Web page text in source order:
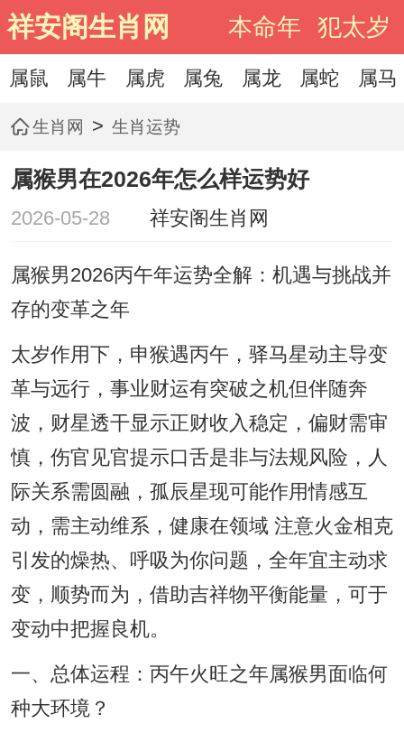
祥安阁生肖网 本命年 犯太岁
属鼠 属牛 属虎 属兔 属龙 属蛇 属马
生肖网 > 生肖运势
属猴男在2026年怎么样运势好
2026-05-28 祥安阁生肖网
属猴男2026丙午年运势全解：机遇与挑战并
存的变革之年
太岁作用下，申猴遇丙午，驿马星动主导变
革与远行，事业财运有突破之机但伴随奔
波，财星透干显示正财收入稳定，偏财需审
慎，伤官见官提示口舌是非与法规风险，人
际关系需圆融，孤辰星现可能作用情感互
动，需主动维系，健康在领域 注意火金相克
引发的燥热、呼吸为你问题，全年宜主动求
变，顺势而为，借助吉祥物平衡能量，可于
变动中把握良机。
一、总体运程：丙午火旺之年属猴男面临何
种大环境？